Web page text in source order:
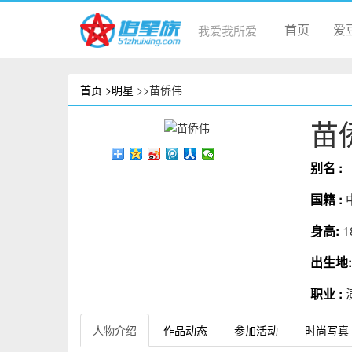
我爱我所爱 首页 爱
首页 >明星 >>苗侨伟
苗
别名 :
国籍 :
身高:
出生地:
职业 :
人物介绍 作品动态 参加活动 时尚写真